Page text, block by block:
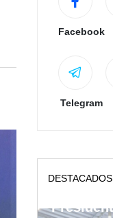
Facebook
Telegram
DESTACADOS